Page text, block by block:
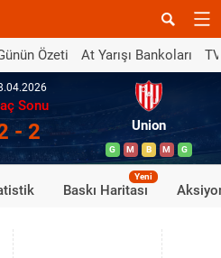
Özeti At Yarışı Bankoları
Sonu
- 2 Union
G M B M G
Baskı Haritası
Yeni